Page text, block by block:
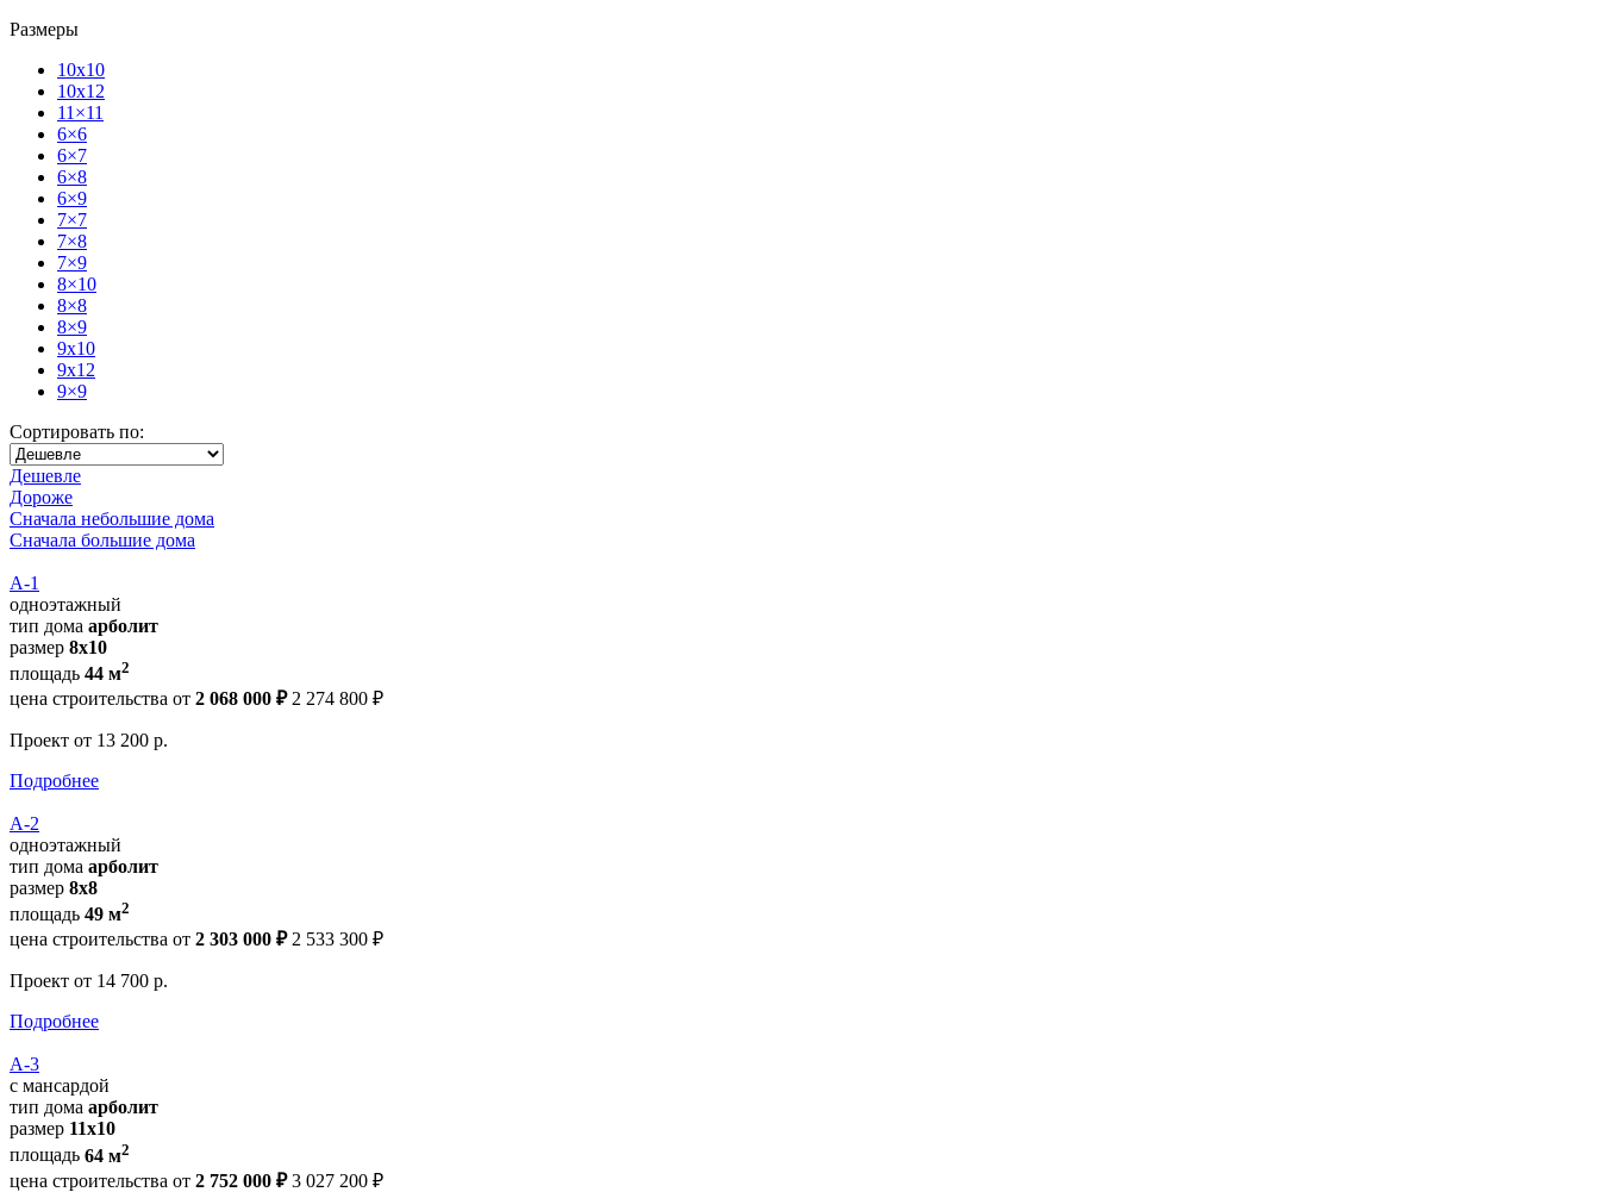
Размеры
10x10
10x12
11×11
6×6
6×7
6×8
6×9
7×7
7×8
7×9
8×10
8×8
8×9
9x10
9x12
9×9
Сортировать по:
Дешевле
Дороже
Сначала небольшие дома
Сначала большие дома
А-1
одноэтажный
тип дома арболит
размер 8х10
площадь 44 м2
цена строительства от 2 068 000 ₽ 2 274 800 ₽
Проект от 13 200 р.
Подробнее
А-2
одноэтажный
тип дома арболит
размер 8х8
площадь 49 м2
цена строительства от 2 303 000 ₽ 2 533 300 ₽
Проект от 14 700 р.
Подробнее
А-3
с мансардой
тип дома арболит
размер 11х10
площадь 64 м2
цена строительства от 2 752 000 ₽ 3 027 200 ₽